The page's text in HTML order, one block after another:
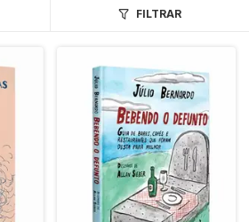
FILTRAR